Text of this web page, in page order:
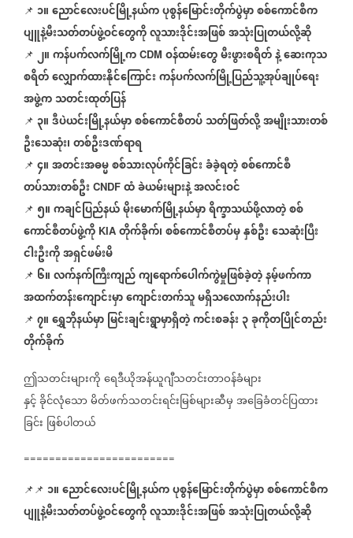
📌 ၁။ညောင်လေးပင်မြို့နယ်ကပုစွန်မြောင်းတိုက်ပွဲမှာစစ်ကောင်စီက
ပျူနဲ့မီးသတ်တပ်ဖွဲ့ဝင်တွေကိုလူသားဒိုင်းအဖြစ်အသုံးပြုတယ်လို့ဆို
📌 ၂။ကန်ပက်လက်မြို့က CDM ဝန်ထမ်းတွေမီးဖွားစရိတ်နဲ့ဆေးကုသ
စရိတ်လျှောက်ထားနိုင်ကြောင်းကန်ပက်လက်မြို့ပြည်သူ့အုပ်ချုပ်ရေး
အဖွဲ့ကသတင်းထုတ်ပြန်
📌 ၃။ဒီပဲယင်းမြို့နယ်မှာစစ်ကောင်စီတပ်သတ်ဖြတ်လို့အမျိုးသားတစ်
ဦးသေဆုံး၊တစ်ဦးဒဏ်ရာရ
📌 ၄။အတင်းအဓမ္မစစ်သားလုပ်ကိုင်ခြင်းခံခဲ့ရတဲ့စစ်ကောင်စီ
တပ်သားတစ်ဦး CNDF ထံခဲယမ်းများနဲ့အလင်းဝင်
📌 ၅။ကချင်ပြည်နယ်မိုးမောက်မြို့နယ်မှာရိက္ခာသယ်ဖို့လာတဲ့စစ်
ကောင်စီတပ်ဖွဲ့ကို KIA တိုက်ခိုက်၊စစ်ကောင်စီတပ်မှနှစ်ဦးသေဆုံးပြီး
ငါးဦးကိုအရှင်ဖမ်းမိ
📌 ၆။လက်နက်ကြီးကျည်ကျရောက်ပေါက်ကွဲမှုဖြစ်ခဲ့တဲ့နမ့်ဖက်ကာ
အထက်တန်းကျောင်းမှာကျောင်းတက်သူမရှိသလောက်နည်းပါး
📌 ၇။ရွှေဘိုနယ်မှာမြင်းချင်းရွာမှာရှိတဲ့ကင်းစခန်း၃ခုကိုတပြိုင်တည်း
တိုက်ခိုက်
ဤသတင်းများကိုရေဒီယိုအန်ယူဂျီသတင်းတာဝန်ခံများ
နှင့်ခိုင်လုံသောမိတ်ဖက်သတင်းရင်းမြစ်များဆီမှအခြေခံတင်ပြထား
ခြင်း ဖြစ်ပါတယ်
========================
📌📌 ၁။ညောင်လေးပင်မြို့နယ်ကပုစွန်မြောင်းတိုက်ပွဲမှာစစ်ကောင်စီက
ပျူနဲ့မီးသတ်တပ်ဖွဲ့ဝင်တွေကိုလူသားဒိုင်းအဖြစ်အသုံးပြုတယ်လို့ဆို